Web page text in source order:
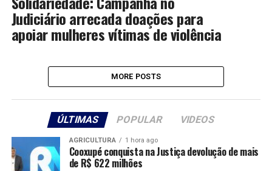
Judiciário arrecada doações para
apoiar mulheres vítimas de violência
MORE POSTS
ÚLTIMAS POPULAR VIDEOS
AGRICULTURA 1 hora ago
Cooxupé conquista na Justiça devolução de mais
de R$ 622 milhões